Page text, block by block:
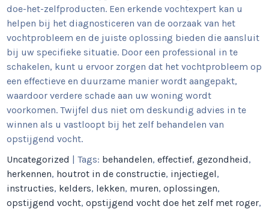
doe-het-zelfproducten. Een erkende vochtexpert kan u
helpen bij het diagnosticeren van de oorzaak van het
vochtprobleem en de juiste oplossing bieden die aansluit
bij uw specifieke situatie. Door een professional in te
schakelen, kunt u ervoor zorgen dat het vochtprobleem op
een effectieve en duurzame manier wordt aangepakt,
waardoor verdere schade aan uw woning wordt
voorkomen. Twijfel dus niet om deskundig advies in te
winnen als u vastloopt bij het zelf behandelen van
opstijgend vocht.
Uncategorized | Tags: behandelen,effectief,gezondheid,
herkennen, houtrot in de constructie, injectiegel,
instructies, kelders, lekken, muren,oplossingen,
opstijgend vocht,opstijgend vocht doe het zelf met roger,